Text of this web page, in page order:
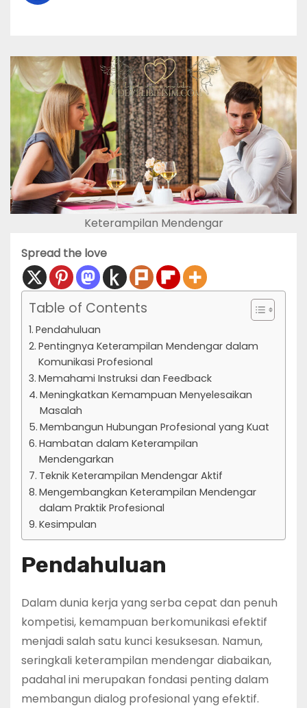
Keterampilan Mendengar
Spread the love
Table of Contents
Pendahuluan
Pentingnya Keterampilan Mendengar dalam
Komunikasi Profesional
Memahami Instruksi dan Feedback
Meningkatkan Kemampuan Menyelesaikan
Masalah
Membangun Hubungan Profesional yang Kuat
Hambatan dalam Keterampilan
Mendengarkan
Teknik Keterampilan Mendengar Aktif
Mengembangkan Keterampilan Mendengar
dalam Praktik Profesional
Kesimpulan
Pendahuluan
Dalam dunia kerja yang serba cepat dan penuh
kompetisi, kemampuan berkomunikasi efektif
menjadi salah satu kunci kesuksesan. Namun,
seringkali keterampilan mendengar diabaikan,
padahal ini merupakan fondasi penting dalam
membangun dialog profesional yang efektif.